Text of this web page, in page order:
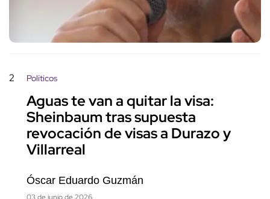
2 Políticos
Aguas te van a quitar la visa:
Sheinbaum tras supuesta
revocación de visas a Durazo y
Villarreal
Óscar Eduardo Guzmán
03 de junio de 2026